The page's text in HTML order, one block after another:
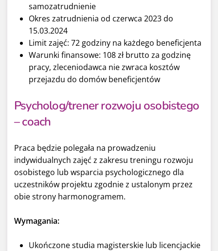
samozatrudnienie
Okres zatrudnienia od czerwca 2023 do
15.03.2024
Limit zajęć: 72 godziny na każdego beneficjenta
Warunki finansowe: 108 zł brutto za godzinę
pracy, zleceniodawca nie zwraca kosztów
przejazdu do domów beneficjentów
Psycholog/trener rozwoju osobistego
– coach
Praca będzie polegała na prowadzeniu
indywidualnych zajęć z zakresu treningu rozwoju
osobistego lub wsparcia psychologicznego dla
uczestników projektu zgodnie z ustalonym przez
obie strony harmonogramem.
Wymagania:
Ukończone studia magisterskie lub licencjackie